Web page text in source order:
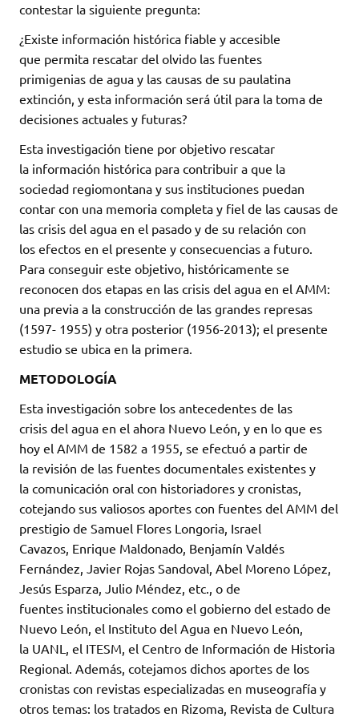
contestar la siguiente pregunta:
¿Existe información histórica fiable y accesible
que permita rescatar del olvido las fuentes
primigenias de agua y las causas de su paulatina
extinción, y esta información será útil para la toma de
decisiones actuales y futuras?
Esta investigación tiene por objetivo rescatar
la información histórica para contribuir a que la
sociedad regiomontana y sus instituciones puedan
contar con una memoria completa y fiel de las causas de
las crisis del agua en el pasado y de su relación con
los efectos en el presente y consecuencias a futuro.
Para conseguir este objetivo, históricamente se
reconocen dos etapas en las crisis del agua en el AMM:
una previa a la construcción de las grandes represas
(1597- 1955) y otra posterior (1956-2013); el presente
estudio se ubica en la primera.
METODOLOGÍA
Esta investigación sobre los antecedentes de las
crisis del agua en el ahora Nuevo León, y en lo que es
hoy el AMM de 1582 a 1955, se efectuó a partir de
la revisión de las fuentes documentales existentes y
la comunicación oral con historiadores y cronistas,
cotejando sus valiosos aportes con fuentes del AMM del
prestigio de Samuel Flores Longoria, Israel
Cavazos, Enrique Maldonado, Benjamín Valdés
Fernández, Javier Rojas Sandoval, Abel Moreno López,
Jesús Esparza, Julio Méndez, etc., o de
fuentes institucionales como el gobierno del estado de
Nuevo León, el Instituto del Agua en Nuevo León,
la UANL, el ITESM, el Centro de Información de Historia
Regional. Además, cotejamos dichos aportes de los
cronistas con revistas especializadas en museografía y
otros temas: los tratados en Rizoma, Revista de Cultura